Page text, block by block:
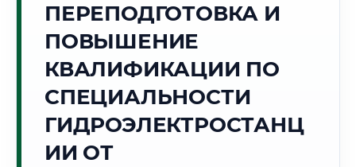
Г. МИНСК
Точное местное время:
05:59:37
Понедельник, 10 Августа
2026 г.
Погода в г. Минск:⛅ +20°C Переменная облачность
🌅 Восход:
ПЕРЕПОДГОТОВКА И
ПОВЫШЕНИЕ
КВАЛИФИКАЦИИ ПО
СПЕЦИАЛЬНОСТИ
ГИДРОЭЛЕКТРОСТАНЦ
ИИ ОТ